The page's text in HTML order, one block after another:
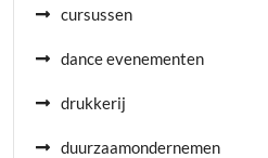
cursussen
dance evenementen
drukkerij
duurzaamondernemen